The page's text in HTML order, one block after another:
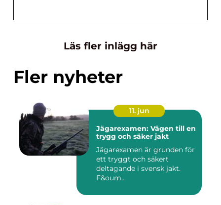
Läs fler inlägg här
Fler nyheter
11. jun
Jägarexamen: Vägen till en
trygg och säker jakt
Jägarexamen är grunden för
ett tryggt och säkert
deltagande i svensk jakt.
F&oum...